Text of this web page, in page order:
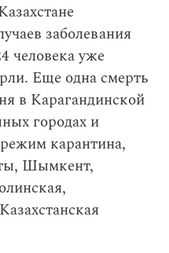
заболевания
человека уже
Еще одна смерть
в Карагандинской
городах и
карантина,
Шымкент,